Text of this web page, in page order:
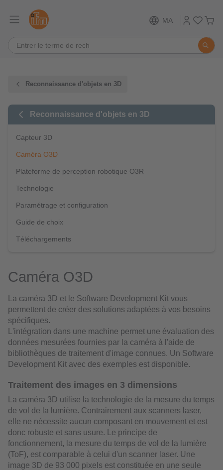
MA
Reconnaissance d'objets en 3D
Reconnaissance d'objets en 3D
Capteur 3D
Caméra O3D
Plateforme de perception robotique O3R
Technologie
Paramétrage et configuration
Guide de choix
Téléchargements
Caméra O3D
La caméra 3D et le Software Development Kit vous
permettent de créer des solutions adaptées à vos besoins
spécifiques.
L'intégration dans une machine permet une évaluation des
données mesurées fournies par la caméra à l'aide de
bibliothèques de traitement d'image connues. Un Software
Development Kit avec des exemples est disponible.
Traitement des images en 3 dimensions
La caméra 3D utilise la technologie de la mesure du temps
de vol de la lumière. Contrairement aux scanners laser,
elle ne nécessite aucun composant en mouvement et est
donc robuste et sans usure. Le principe de
fonctionnement, la mesure du temps de vol de la lumière
(ToF), est comparable à celui d'un scanner laser. Une
image 3D de 93 000 pixels est constituée en une seule